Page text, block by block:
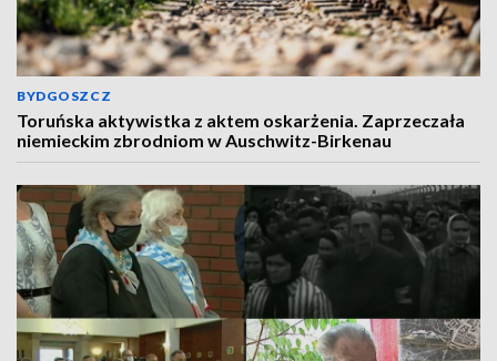
BYDGOSZCZ
Toruńska aktywistka z aktem oskarżenia. Zaprzeczała
niemieckim zbrodniom w Auschwitz-Birkenau